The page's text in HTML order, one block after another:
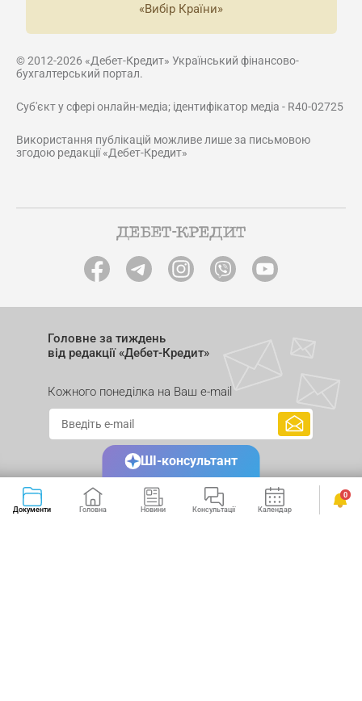
«Вибір Країни»
© 2012-2026 «Дебет-Кредит» Український фінансово-
бухгалтерський портал.
Суб'єкт у сфері онлайн-медіа; ідентифікатор медіа - R40-02725
Використання публікацій можливе лише за письмовою
згодою редакції «Дебет-Кредит»
Головне за тиждень
від редакції «Дебет-Кредит»
Кожного понеділка на Ваш e-mail
Документи Головна Новини Консультації Календар Сервіси
0
ШІ-консультант